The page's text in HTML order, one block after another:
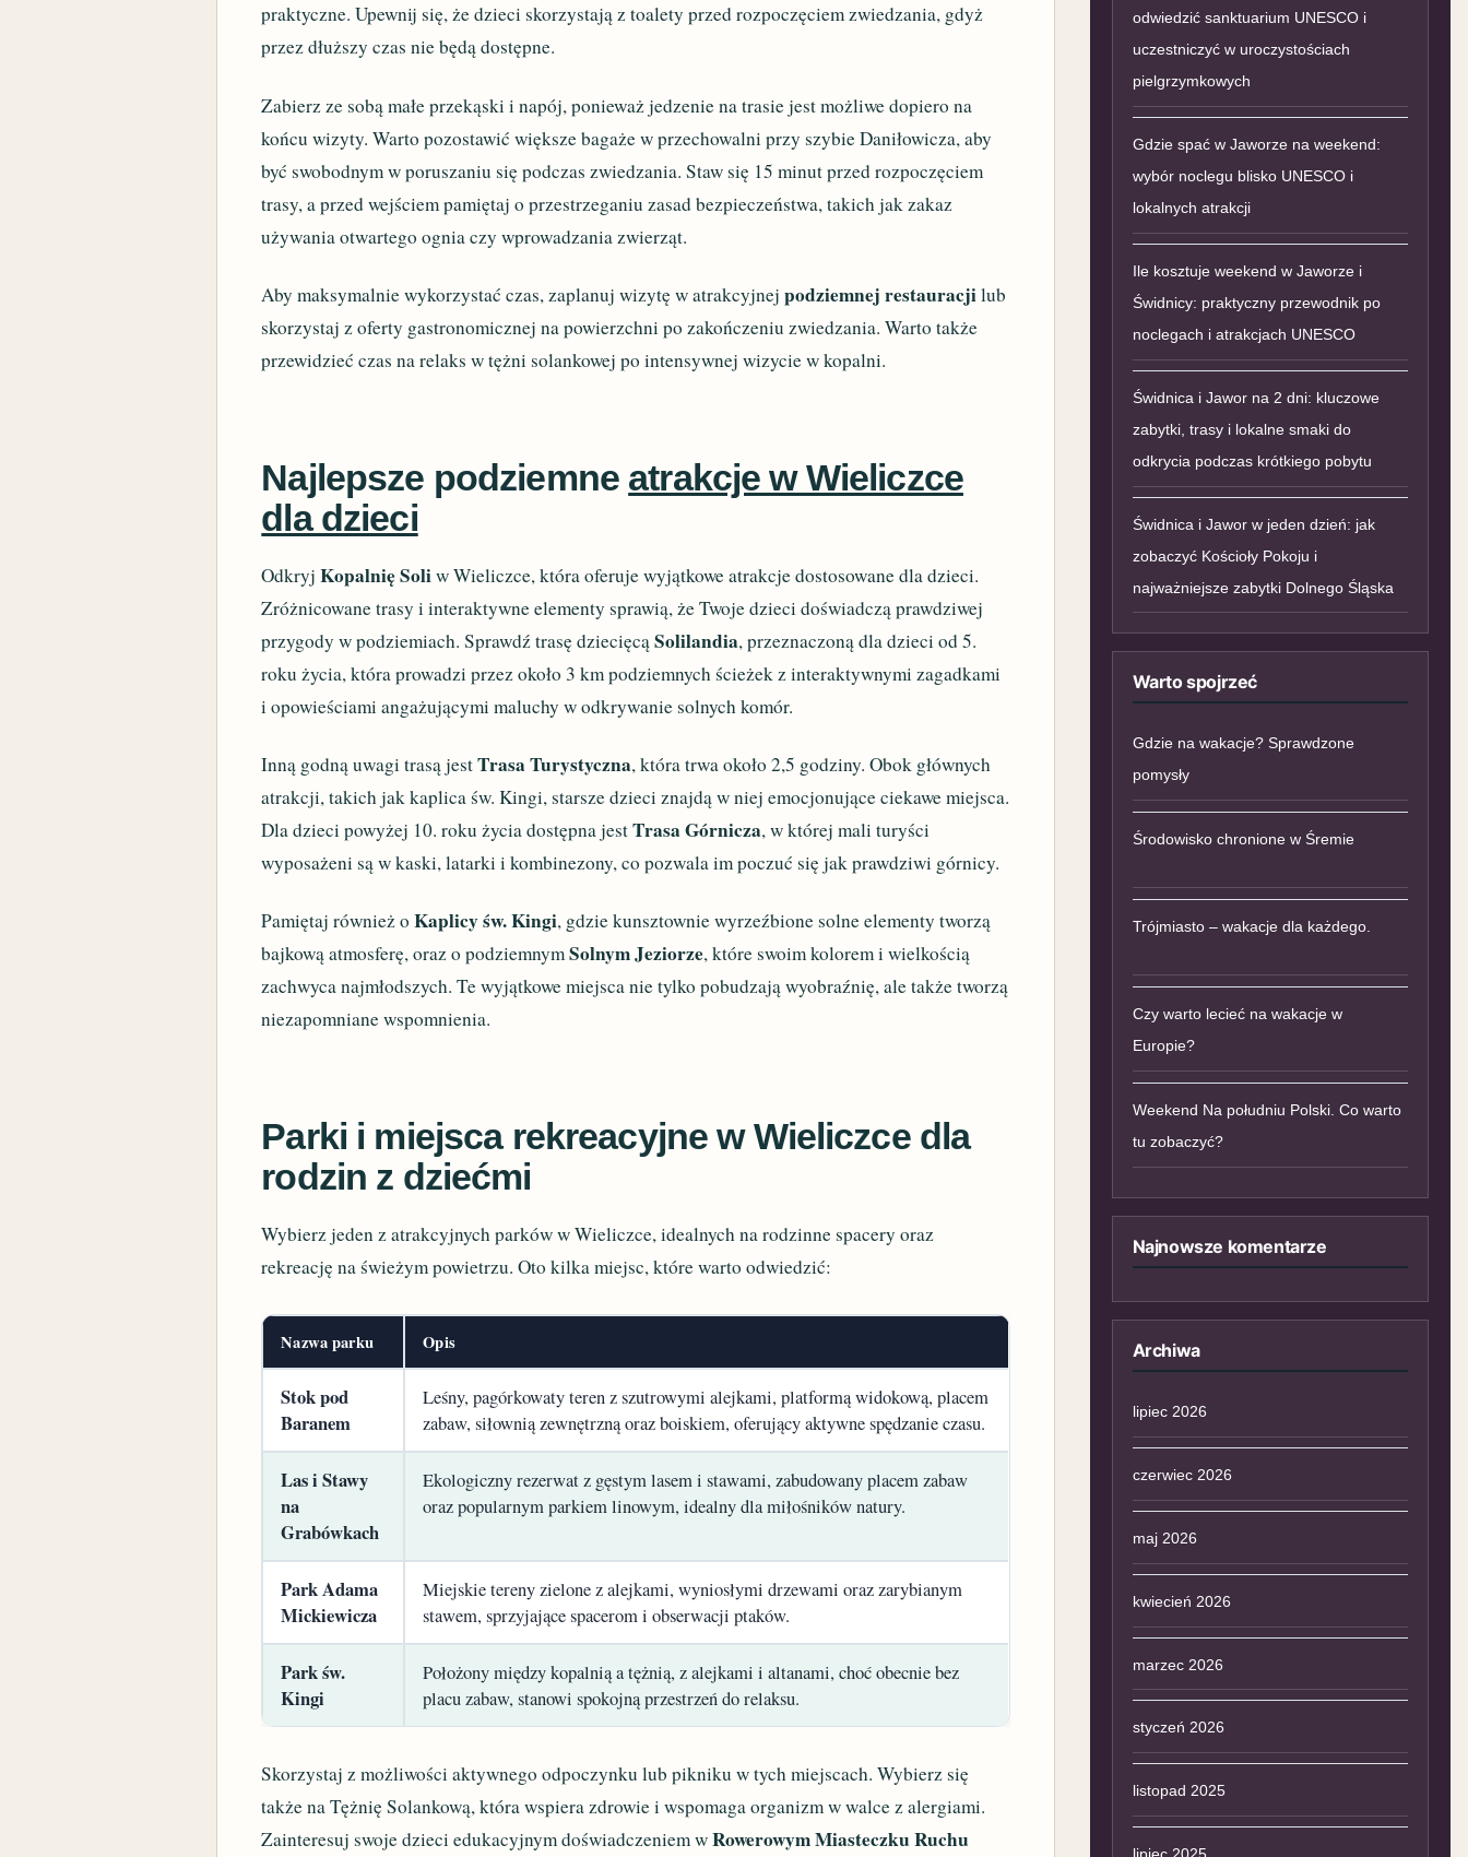
praktyczne. Upewnij się, że dzieci skorzystają z toalety przed rozpoczęciem zwiedzania, gdyż
przez dłuższy czas nie będą dostępne.
Zabierz ze sobą małe przekąski i napój, ponieważ jedzenie na trasie jest możliwe dopiero na
końcu wizyty. Warto pozostawić większe bagaże w przechowalni przy szybie Daniłowicza, aby
być swobodnym w poruszaniu się podczas zwiedzania. Staw się 15 minut przed rozpoczęciem
trasy, a przed wejściem pamiętaj o przestrzeganiu zasad bezpieczeństwa, takich jak zakaz
używania otwartego ognia czy wprowadzania zwierząt.
Aby maksymalnie wykorzystać czas, zaplanuj wizytę w atrakcyjnejpodziemnej restauracjilub
skorzystaj z oferty gastronomicznej na powierzchni po zakończeniu zwiedzania. Warto także
przewidzieć czas na relaks w tężni solankowej po intensywnej wizycie w kopalni.
Najlepsze podziemne atrakcje w Wieliczce
dla dzieci
OdkryjKopalnię Soliw Wieliczce, która oferuje wyjątkowe atrakcje dostosowane dla dzieci.
Zróżnicowane trasy i interaktywne elementy sprawią, że Twoje dzieci doświadczą prawdziwej
przygody w podziemiach. Sprawdź trasę dziecięcąSolilandia, przeznaczoną dla dzieci od 5.
roku życia, która prowadzi przez około 3 km podziemnych ścieżek z interaktywnymi zagadkami
i opowieściami angażującymi maluchy w odkrywanie solnych komór.
Inną godną uwagi trasą jestTrasa Turystyczna, która trwa około 2,5 godziny. Obok głównych
atrakcji, takich jak kaplica św. Kingi, starsze dzieci znajdą w niej emocjonujące ciekawe miejsca.
Dla dzieci powyżej 10. roku życia dostępna jestTrasa Górnicza, w której mali turyści
wyposażeni są w kaski, latarki i kombinezony, co pozwala im poczuć się jak prawdziwi górnicy.
Pamiętaj również oKaplicy św. Kingi, gdzie kunsztownie wyrzeźbione solne elementy tworzą
bajkową atmosferę, oraz o podziemnymSolnym Jeziorze, które swoim kolorem i wielkością
zachwyca najmłodszych. Te wyjątkowe miejsca nie tylko pobudzają wyobraźnię, ale także tworzą
niezapomniane wspomnienia.
Parki i miejsca rekreacyjne w Wieliczce dla
rodzin z dziećmi
Wybierz jeden z atrakcyjnych parków w Wieliczce, idealnych na rodzinne spacery oraz
rekreację na świeżym powietrzu. Oto kilka miejsc, które warto odwiedzić:
Nazwa parku Opis
Stok pod
Baranem
Leśny, pagórkowaty teren z szutrowymi alejkami, platformą widokową, placem
zabaw, siłownią zewnętrzną oraz boiskiem, oferujący aktywne spędzanie czasu.
Las i Stawy
na
Grabówkach
Ekologiczny rezerwat z gęstym lasem i stawami, zabudowany placem zabaw
oraz popularnym parkiem linowym, idealny dla miłośników natury.
Park Adama
Mickiewicza
Miejskie tereny zielone z alejkami, wyniosłymi drzewami oraz zarybianym
stawem, sprzyjające spacerom i obserwacji ptaków.
Park św.
Kingi
Położony między kopalnią a tężnią, z alejkami i altanami, choć obecnie bez
placu zabaw, stanowi spokojną przestrzeń do relaksu.
Skorzystaj z możliwości aktywnego odpoczynku lub pikniku w tych miejscach. Wybierz się
także na Tężnię Solankową, która wspiera zdrowie i wspomaga organizm w walce z alergiami.
Zainteresuj swoje dzieci edukacyjnym doświadczeniem wRowerowym Miasteczku Ruchu
odwiedzić sanktuarium UNESCO i
uczestniczyć w uroczystościach
pielgrzymkowych
Gdzie spać w Jaworze na weekend:
wybór noclegu blisko UNESCO i
lokalnych atrakcji
Ile kosztuje weekend w Jaworze i
Świdnicy: praktyczny przewodnik po
noclegach i atrakcjach UNESCO
Świdnica i Jawor na 2 dni: kluczowe
zabytki, trasy i lokalne smaki do
odkrycia podczas krótkiego pobytu
Świdnica i Jawor w jeden dzień: jak
zobaczyć Kościoły Pokoju i
najważniejsze zabytki Dolnego Śląska
Warto spojrzeć
Gdzie na wakacje? Sprawdzone
pomysły
Środowisko chronione w Śremie
Trójmiasto – wakacje dla każdego.
Czy warto lecieć na wakacje w
Europie?
Weekend Na południu Polski. Co warto
tu zobaczyć?
Najnowsze komentarze
Archiwa
lipiec 2026
czerwiec 2026
maj 2026
kwiecień 2026
marzec 2026
styczeń 2026
listopad 2025